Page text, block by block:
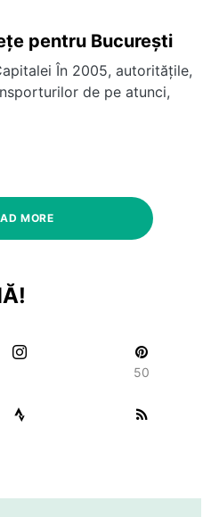
pentru Bucureşti
În 2005, autorităţile,
de pe atunci,
MORE
50